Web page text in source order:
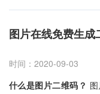
发，APP外包，软件外
软件开发，大数据开发
xDigit 是APP开发公司
图片在线免费生成
时间：2020-09-03
什么是图片二维码？